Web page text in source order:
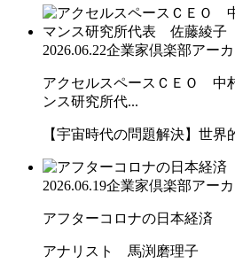
2026.06.22企業家倶楽部アー
アクセルスペースＣＥＯ 中
ンス研究所代...
【宇宙時代の問題解決】世
2026.06.19企業家倶楽部アー
アフターコロナの日本経済
アナリスト 馬渕磨理子